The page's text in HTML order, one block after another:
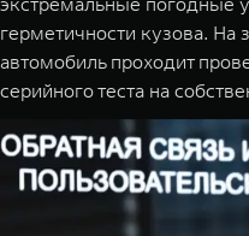
герметичности кузова.
автомобиль проходит
серийного теста на